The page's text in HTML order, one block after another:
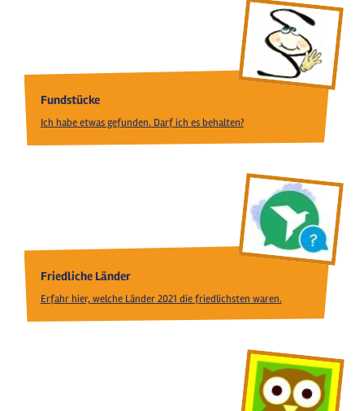
Fundstücke
Ich habe etwas gefunden. Darf ich es behalten?
Friedliche Länder
Erfahr hier, welche Länder 2021 die friedlichsten waren.